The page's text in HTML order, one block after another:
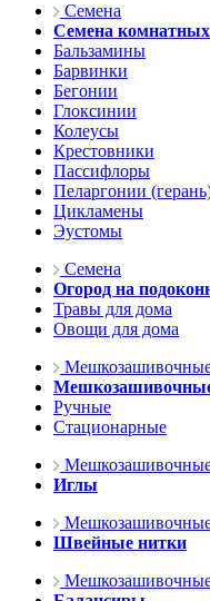
Семена
Семена комнатных
Бальзамины
Барвинки
Бегонии
Глоксинии
Колеусы
Крестовники
Пассифлоры
Пеларгонии
Цикламены
Эустомы
Семена
Огород на
Травы для дома
Овощи для дома
Ручные
Стационарные
Иглы
Швейные нитки